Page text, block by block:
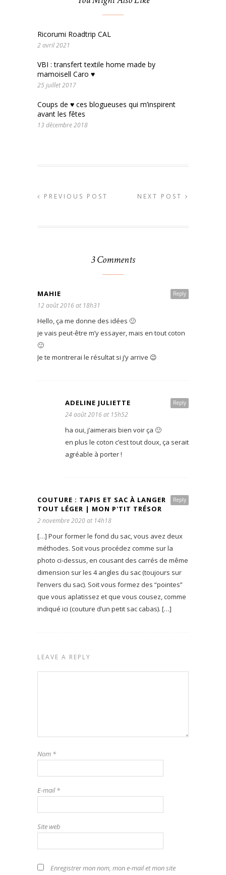
Ricorumi Roadtrip CAL
2 avril 2021
VBI : transfert textile home made by
mamoisell Caro ♥
25 juillet 2017
Coups de ♥ ces blogueuses qui m’inspirent
avant les fêtes
13 décembre 2018
PREVIOUS POST NEXT POST
3 Comments
Reply
MAHIE
12 août 2016 at 18h31
Hello, ça me donne des idées 🙂
je vais peut-être m’y essayer, mais en tout coton
🙂
Je te montrerai le résultat si j’y arrive 😉
Reply
ADELINE JULIETTE
24 août 2016 at 15h52
ha oui, j’aimerais bien voir ça 🙂
en plus le coton c’est tout doux, ça serait
agréable à porter !
Reply
COUTURE : TAPIS ET SAC À LANGER
TOUT LÉGER | MON P'TIT TRÉSOR
2 novembre 2020 at 14h18
[…] Pour former le fond du sac, vous avez deux
méthodes. Soit vous procédez comme sur la
photo ci-dessus, en cousant des carrés de même
dimension sur les 4 angles du sac (toujours sur
l’envers du sac). Soit vous formez des “pointes”
que vous aplatissez et que vous cousez, comme
indiqué ici (couture d’un petit sac cabas). […]
LEAVE A REPLY
Nom *
E-mail*
Site web
Enregistrer mon nom, mon e-mail et mon site